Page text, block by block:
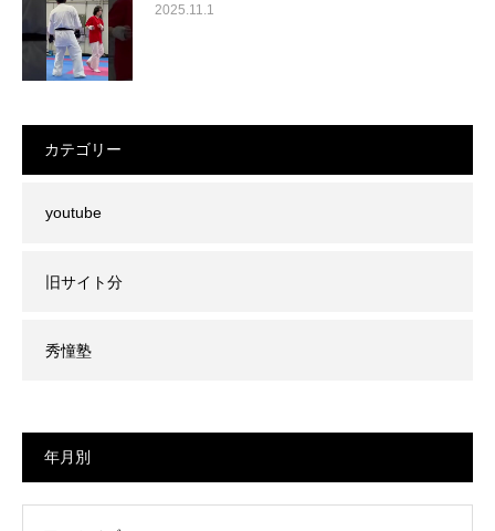
2025.11.1
カテゴリー
youtube
旧サイト分
秀憧塾
年月別